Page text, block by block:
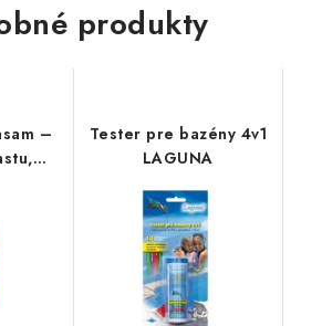
produkty
–
Tester pre bazény 4v1
LAGUNA